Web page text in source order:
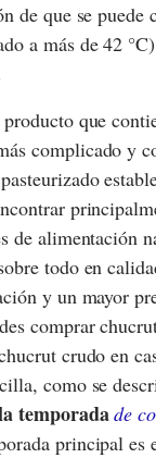
de que se puede
a más de 42
que
complicado y
de alimentación
todo en
y un mayor
comprar
crudo en
como se
temporada de
principal es